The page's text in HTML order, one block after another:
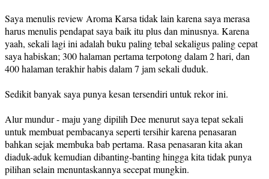
Saya menulis review Aroma Karsa tidak lain karena saya merasa
harus menulis pendapat saya baik itu plus dan minusnya. Karena
yaah, sekali lagi ini adalah buku paling tebal sekaligus paling cepat
saya habiskan; 300 halaman pertama terpotong dalam 2 hari, dan
400 halaman terakhir habis dalam 7 jam sekali duduk.
Sedikit banyak saya punya kesan tersendiri untuk rekor ini.
Alur mundur - maju yang dipilih Dee menurut saya tepat sekali
untuk membuat pembacanya seperti tersihir karena penasaran
bahkan sejak membuka bab pertama. Rasa penasaran kita akan
diaduk-aduk kemudian dibanting-banting hingga kita tidak punya
pilihan selain menuntaskannya secepat mungkin.